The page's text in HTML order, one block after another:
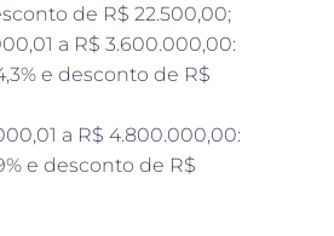
de R$ 22.500,00;
a R$ 3.600.000,00:
e desconto de R$
a R$ 4.800.000,00:
e desconto de R$